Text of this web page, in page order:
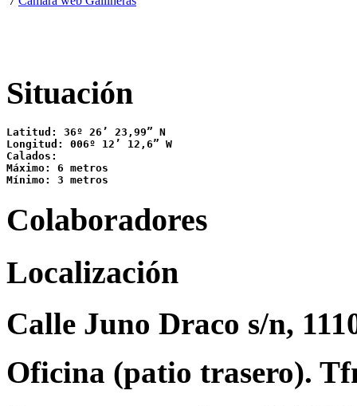
Situación
Latitud: 36º 26’ 23,99” N
Longitud: 006º 12’ 12,6” W
Calados:
Máximo: 6 metros
Mínimo: 3 metros
Colaboradores
Localización
Calle Juno Draco s/n,
Oficina (patio trasero).